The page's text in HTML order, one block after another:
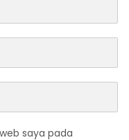
saya pada